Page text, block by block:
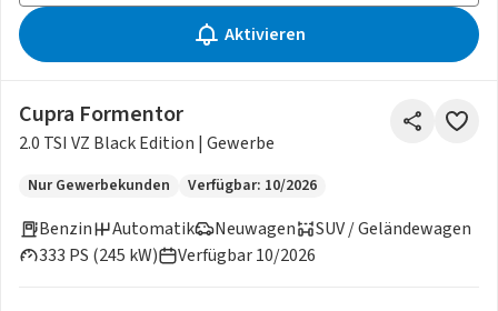
Aktivieren
Cupra Formentor
2.0 TSI VZ Black Edition | Gewerbe
Nur Gewerbekunden Verfügbar: 10/2026
Benzin
Neuwagen
333 PS (245 kW)
Automatik
SUV / Geländewagen
Verfügbar 10/2026